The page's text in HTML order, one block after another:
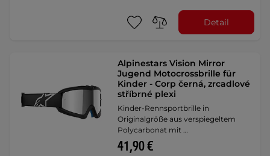
Detail
Alpinestars Vision Mirror
Jugend Motocrossbrille für
Kinder - Corp černá, zrcadlové
stříbrné plexi
Kinder-Rennsportbrille in
Originalgröße aus verspiegeltem
Polycarbonat mit …
41,90 €